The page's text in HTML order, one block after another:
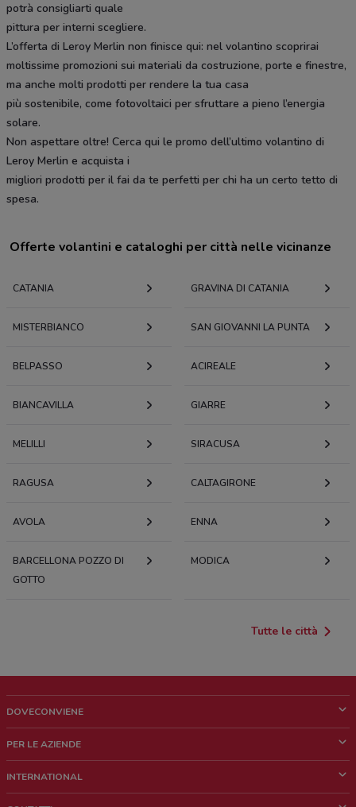
potrà consigliarti quale
pittura per interni scegliere.
L’offerta di Leroy Merlin non finisce qui: nel volantino scoprirai
moltissime promozioni sui materiali da costruzione, porte e finestre,
ma anche molti prodotti per rendere la tua casa
più sostenibile, come fotovoltaici per sfruttare a pieno l’energia
solare.
Non aspettare oltre! Cerca qui le promo dell’ultimo volantino di
Leroy Merlin e acquista i
migliori prodotti per il fai da te perfetti per chi ha un certo tetto di
spesa.
Offerte volantini e cataloghi per città nelle vicinanze
CATANIA GRAVINA DI CATANIA
MISTERBIANCO SAN GIOVANNI LA PUNTA
BELPASSO ACIREALE
BIANCAVILLA GIARRE
MELILLI SIRACUSA
RAGUSA CALTAGIRONE
AVOLA ENNA
BARCELLONA POZZO DI
GOTTO
MODICA
Tutte le città
DOVECONVIENE
Chi siamo
PER LE AZIENDE
Richieste commerciali e marketing
INTERNATIONAL